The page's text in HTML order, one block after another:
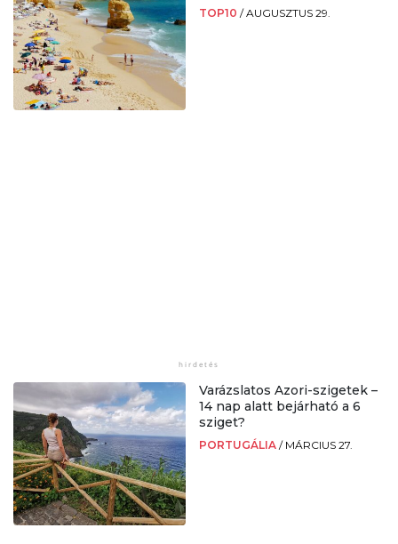
TOP10 /AUGUSZTUS 29.
Varázslatos Azori-szigetek –
14 nap alatt bejárható a 6
sziget?
PORTUGÁLIA / MÁRCIUS 27.